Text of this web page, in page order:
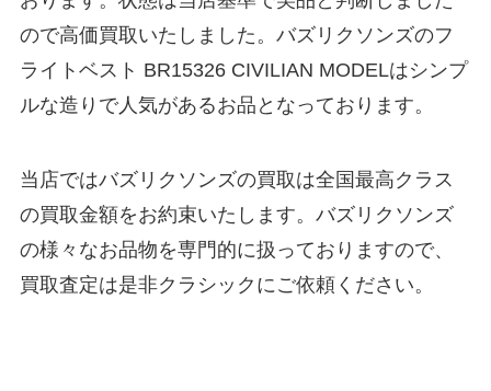
ので高価買取いたしました。バズリクソンズのフ
ライトベスト BR15326 CIVILIAN MODELはシンプ
ルな造りで人気があるお品となっております。
当店ではバズリクソンズの買取は全国最高クラス
の買取金額をお約束いたします。バズリクソンズ
の様々なお品物を専門的に扱っておりますので、
買取査定は是非クラシックにご依頼ください。